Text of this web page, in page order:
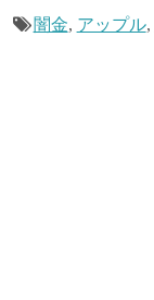
闇金, アップル,